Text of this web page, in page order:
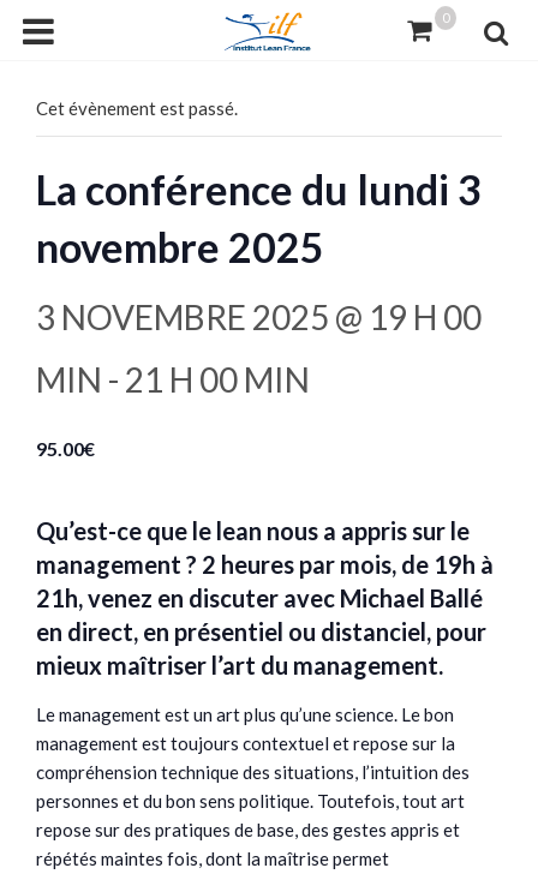
0
Cet évènement est passé.
La conférence du lundi 3
novembre 2025
3 NOVEMBRE 2025 @ 19 H 00
MIN - 21 H 00 MIN
95.00€
Qu’est-ce que le lean nous a appris sur le
management ? 2 heures par mois, de 19h à
21h, venez en discuter avec Michael Ballé
en direct, en présentiel ou distanciel, pour
mieux maîtriser l’art du management.
Le management est un art plus qu’une science. Le bon
management est toujours contextuel et repose sur la
compréhension technique des situations, l’intuition des
personnes et du bon sens politique. Toutefois, tout art
repose sur des pratiques de base, des gestes appris et
répétés maintes fois, dont la maîtrise permet